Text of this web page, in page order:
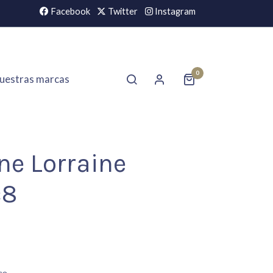
Facebook Twitter Instagram
marcas 0
Lorraine